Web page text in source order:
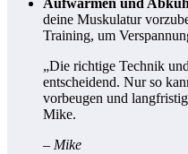
Aufwärmen und
deine Muskulatur
Training, um
„Die richtige Technik
entscheidend. Nur so
vorbeugen und
Mike.
– Mike